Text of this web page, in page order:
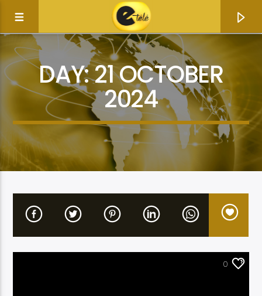
Current track
Title
Artist
DAY:21 OCTOBER
2024
0